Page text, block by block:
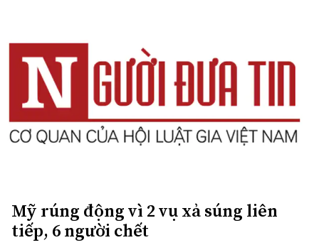
Mỹ rúng động vì 2 vụ xả súng liên
tiếp, 6 người chết